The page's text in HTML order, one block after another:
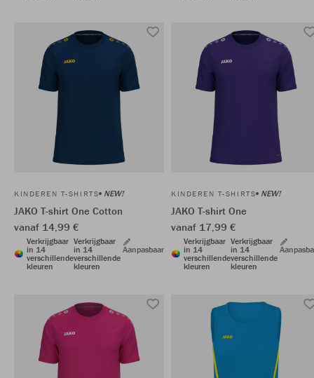
KINDEREN T-SHIRTS NEW!
JAKO T-shirt One Cotton
vanaf 14,99 €
Verkrijgbaar
in 14
verschillende
kleuren
Verkrijgbaar
in 14
verschillende
kleuren
Aanpasbaar
KINDEREN T-SHIRTS NEW!
JAKO T-shirt One
vanaf 17,99 €
Verkrijgbaar
in 14
verschillende
kleuren
Verkrijgbaar
in 14
verschillende
kleuren